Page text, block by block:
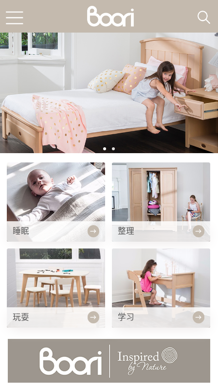
睡眠 整理
玩耍 学习